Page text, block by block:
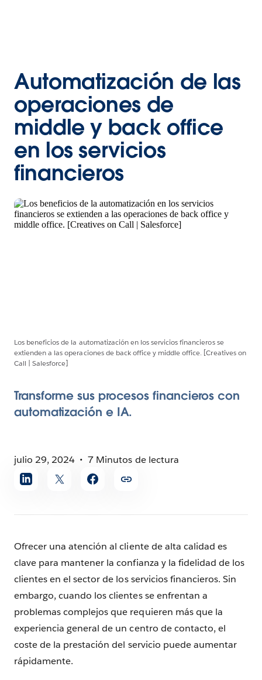
Automatización de las
operaciones de
middle y back office
en los servicios
financieros
Los beneficios de la automatización en los servicios financieros se
extienden a las operaciones de back office y middle office. [Creatives on
Call | Salesforce]
Transforme sus procesos financieros con
automatización e IA.
julio 29, 2024
7 Minutos de lectura
Compartir
artículo
Ofrecer una atención al cliente de alta calidad es
clave para mantener la confianza y la fidelidad de los
clientes en el sector de los servicios financieros. Sin
embargo, cuando los clientes se enfrentan a
problemas complejos que requieren más que la
experiencia general de un centro de contacto, el
coste de la prestación del servicio puede aumentar
rápidamente.